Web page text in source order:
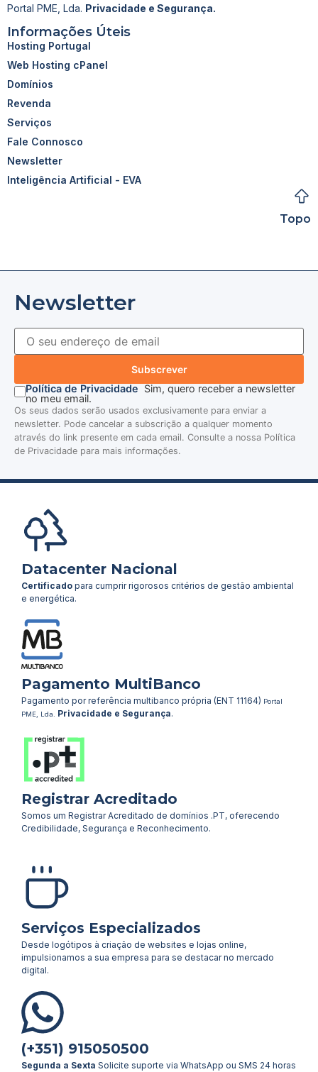
Portal PME, Lda. Privacidade e Segurança.
Informações Úteis
Hosting Portugal
Web Hosting cPanel
Domínios
Revenda
Serviços
Fale Connosco
Newsletter
Inteligência Artificial - EVA
Topo
Newsletter
Subscrever
Política de Privacidade Sim, quero receber a newsletter
no meu email.
Os seus dados serão usados exclusivamente para enviar a
newsletter. Pode cancelar a subscrição a qualquer momento
através do link presente em cada email. Consulte a nossa Política
de Privacidade para mais informações.
Datacenter Nacional
Certificado para cumprir rigorosos critérios de gestão ambiental
e energética.
Pagamento MultiBanco
Pagamento por referência multibanco própria (ENT 11164) Portal
PME, Lda.
Privacidade e Segurança.
Registrar Acreditado
Somos um Registrar Acreditado de domínios .PT, oferecendo
Credibilidade, Segurança e Reconhecimento.
Serviços Especializados
Desde logótipos à criação de websites e lojas online,
impulsionamos a sua empresa para se destacar no mercado
digital.
(+351) 915050500
Segunda a Sexta Solicite suporte via WhatsApp ou SMS 24 horas